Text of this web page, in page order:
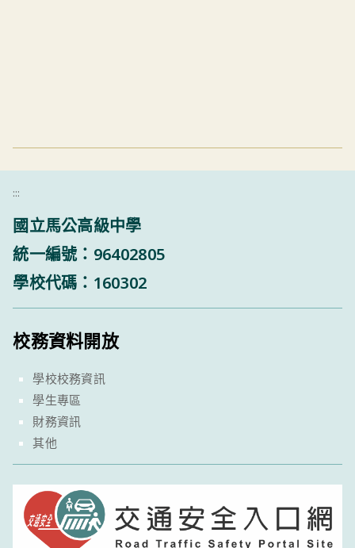
:::
國立馬公高級中學
統一編號：96402805
學校代碼：160302
校務資料開放
學校校務資訊
學生專區
財務資訊
其他